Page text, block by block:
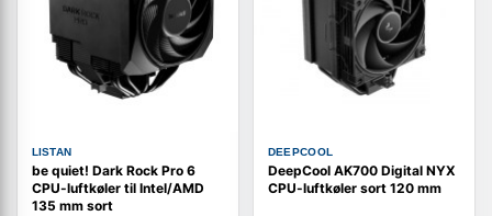
LISTAN
be quiet! Dark Rock Pro 6
CPU-luftkøler til Intel/AMD
135 mm sort
DEEPCOOL
DeepCool AK700 Digital NYX
CPU-luftkøler sort 120 mm